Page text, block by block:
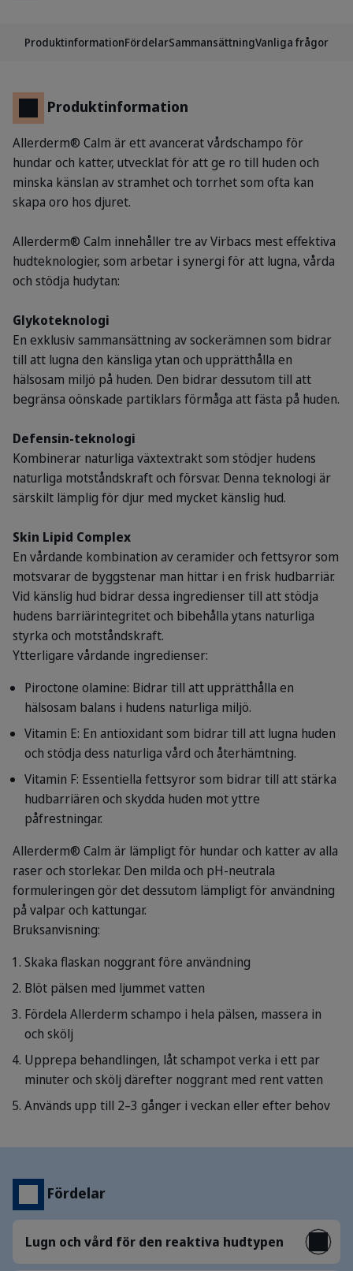
ProduktinformationFördelarSammansättningVanliga frågor
Produktinformation
Allerderm® Calm är ett avancerat vårdschampo för
hundar och katter, utvecklat för att ge ro till huden och
minska känslan av stramhet och torrhet som ofta kan
skapa oro hos djuret.
Allerderm® Calm innehåller tre av Virbacs mest effektiva
hudteknologier, som arbetar i synergi för att lugna, vårda
och stödja hudytan:
Glykoteknologi
En exklusiv sammansättning av sockerämnen som bidrar
till att lugna den känsliga ytan och upprätthålla en
hälsosam miljö på huden. Den bidrar dessutom till att
begränsa oönskade partiklars förmåga att fästa på huden.
Defensin-teknologi
Kombinerar naturliga växtextrakt som stödjer hudens
naturliga motståndskraft och försvar. Denna teknologi är
särskilt lämplig för djur med mycket känslig hud.
Skin Lipid Complex
En vårdande kombination av ceramider och fettsyror som
motsvarar de byggstenar man hittar i en frisk hudbarriär.
Vid känslig hud bidrar dessa ingredienser till att stödja
hudens barriärintegritet och bibehålla ytans naturliga
styrka och motståndskraft.
Ytterligare vårdande ingredienser:
Piroctone olamine: Bidrar till att upprätthålla en
hälsosam balans i hudens naturliga miljö.
Vitamin E: En antioxidant som bidrar till att lugna huden
och stödja dess naturliga vård och återhämtning.
Vitamin F: Essentiella fettsyror som bidrar till att stärka
hudbarriären och skydda huden mot yttre
påfrestningar.
Allerderm® Calm är lämpligt för hundar och katter av alla
raser och storlekar. Den milda och pH-neutrala
formuleringen gör det dessutom lämpligt för användning
på valpar och kattungar.
Bruksanvisning:
Skaka flaskan noggrant före användning
Blöt pälsen med ljummet vatten
Fördela Allerderm schampo i hela pälsen, massera in
och skölj
Upprepa behandlingen, låt schampot verka i ett par
minuter och skölj därefter noggrant med rent vatten
Används upp till 2–3 gånger i veckan eller efter behov
Fördelar
Lugn och vård för den reaktiva hudtypen